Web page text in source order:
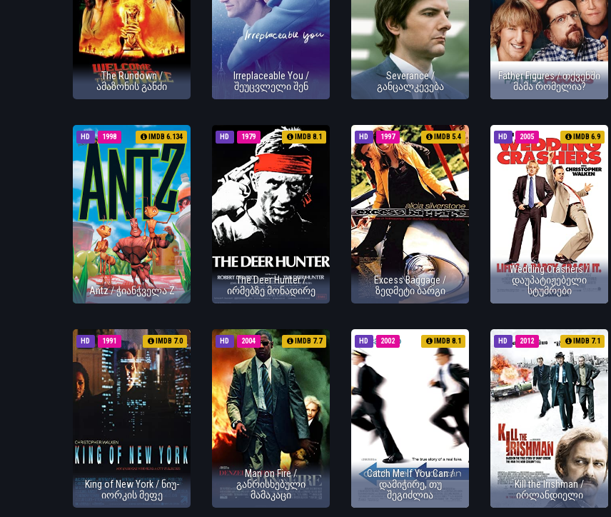
The Rundown /
ამაზონის განძი
Irreplaceable You /
შეუცვლელი შენ
Severance /
განცალკევება
Father Figures / თქვენში
მამა რომელია?
HD 1998 IMDB 6.134
Antz / ჭიანჭველა Z
HD 1979 IMDB 8.1
The Deer Hunter /
ირმებზე მონადირე
HD 1997 IMDB 5.4
Excess Baggage /
ზედმეტი ბარგი
HD 2005 IMDB 6.9
Wedding Crashers /
დაუპატიჟებელი
სტუმრები
HD 1991 IMDB 7.0
King of New York / ნიუ-
იორკის მეფე
HD 2004 IMDB 7.7
Man on Fire /
განრისხებული
მამაკაცი
HD 2002 IMDB 8.1
Catch Me If You Can /
დამიჭირე, თუ
შეგიძლია
HD 2012 IMDB 7.1
Kill the Irishman /
ირლანდიელი